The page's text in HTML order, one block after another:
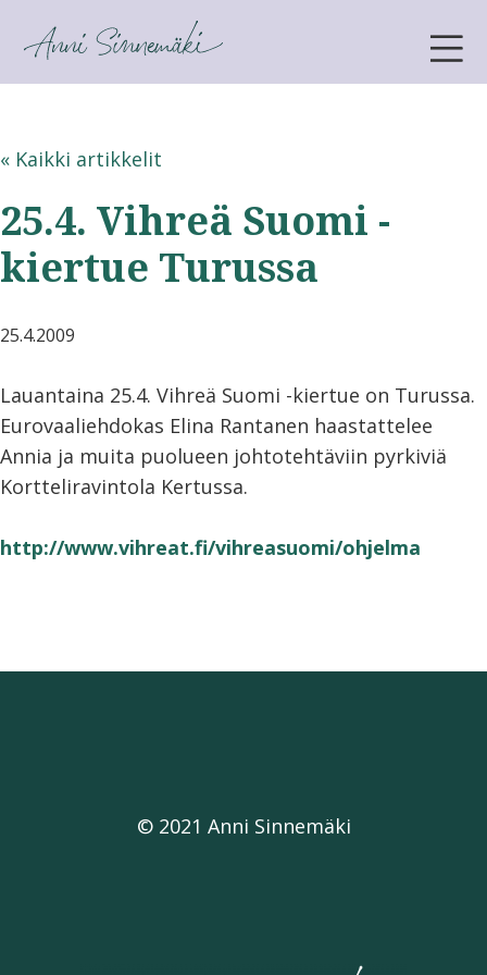
ANNI SINNEMÄKI
« Kaikki artikkelit
25.4. Vihreä Suomi -
kiertue Turussa
25.4.2009
Lauantaina 25.4. Vihreä Suomi -kiertue on Turussa.
Eurovaaliehdokas Elina Rantanen haastattelee
Annia ja muita puolueen johtotehtäviin pyrkiviä
Kortteliravintola Kertussa.
http://www.vihreat.fi/vihreasuomi/ohjelma
© 2021 Anni Sinnemäki